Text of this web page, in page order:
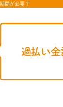
間が必要？
過払い